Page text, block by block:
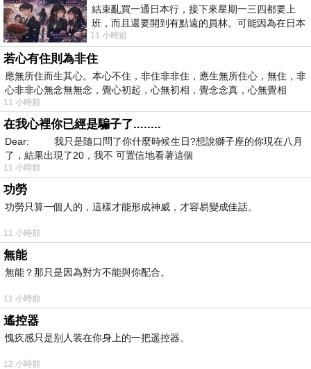
結束亂買一通日本行，接下來星期一三四都要上
班，而且還要開到有點遠的員林。可能因為在日本
花不少錢，星期一出門上班時，心裡沒有一
11 小時前
若心有住則為非住
應無所住而生其心。本心不住，非住非非住，應生無所住心，無住，非
心非非心無念無無念，覺心初起，心無初相，覺念念真，心無覺相
11 小時前
在我心裡你已經是騙子了........
Dear: 我只是隨口問了你什麼時候生日?想說獅子座的你現在八月
了，結果出現了20，我不 可置信地看著這個
11 小時前
功勞
功勞只算一個人的，這樣才能形成神威，才容易變成佳話。
11 小時前
無能
無能？那只是因為對方不能與你配合。
11 小時前
遙控器
愧疚感只是别人装在你身上的一把遥控器。
12 小時前